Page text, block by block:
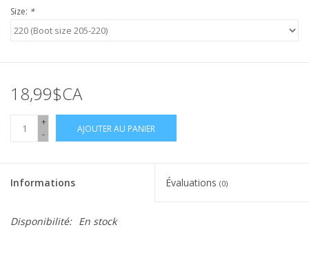
Size: *
18,99$CA
+
-
AJOUTER AU PANIER
Informations Évaluations (0)
Disponibilité: En stock